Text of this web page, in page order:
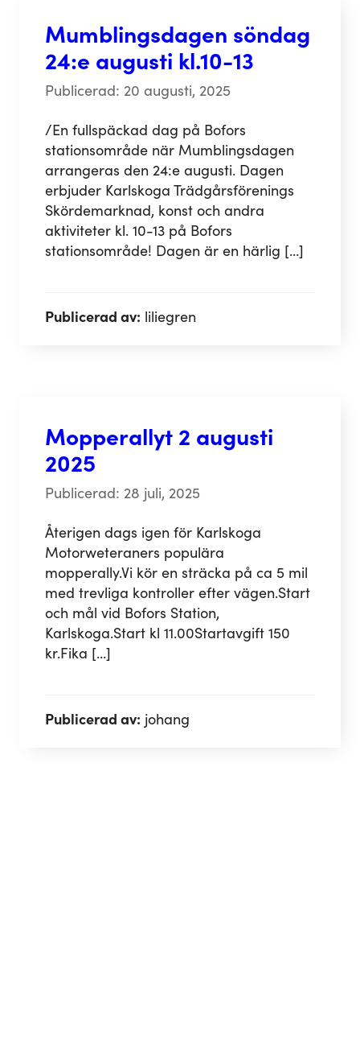
Mumblingsdagen söndag
24:e augusti kl.10-13
Publicerad: 20 augusti, 2025
/En fullspäckad dag på Bofors
stationsområde när Mumblingsdagen
arrangeras den 24:e augusti. Dagen
erbjuder Karlskoga Trädgårsförenings
Skördemarknad, konst och andra
aktiviteter kl. 10-13 på Bofors
stationsområde! Dagen är en härlig […]
Publicerad av: liliegren
Mopperallyt 2 augusti
2025
Publicerad: 28 juli, 2025
Återigen dags igen för Karlskoga
Motorweteraners populära
mopperally.Vi kör en sträcka på ca 5 mil
med trevliga kontroller efter vägen.Start
och mål vid Bofors Station,
Karlskoga.Start kl 11.00Startavgift 150
kr.Fika […]
Publicerad av: johang